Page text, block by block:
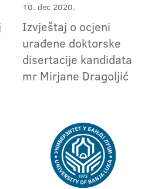
10. dec 2020.
Izvještaj o ocjeni
urađene doktorske
disertacije kandidata
mr Mirjane Dragoljić